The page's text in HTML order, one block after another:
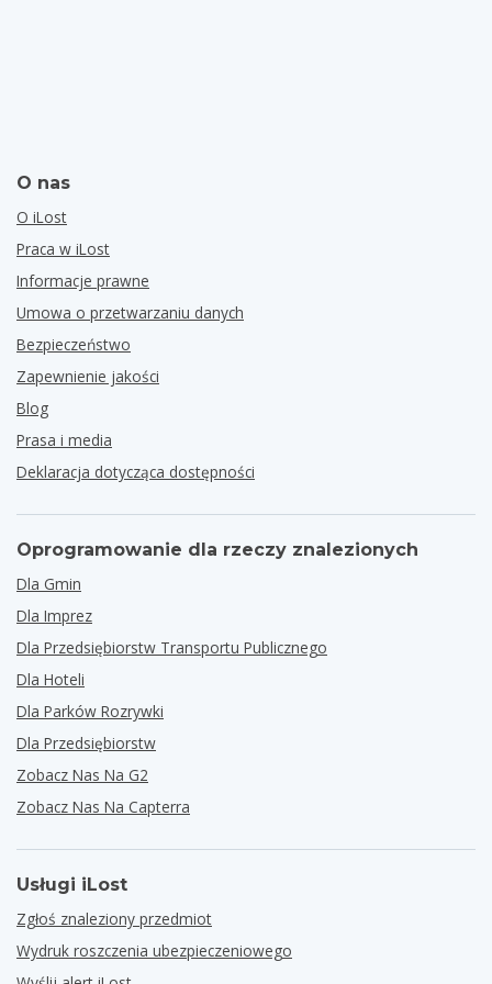
O nas
O iLost
Praca w iLost
Informacje prawne
Umowa o przetwarzaniu danych
Bezpieczeństwo
Zapewnienie jakości
Blog
Prasa i media
Deklaracja dotycząca dostępności
Oprogramowanie dla rzeczy znalezionych
Dla Gmin
Dla Imprez
Dla Przedsiębiorstw Transportu Publicznego
Dla Hoteli
Dla Parków Rozrywki
Dla Przedsiębiorstw
Zobacz Nas Na G2
Zobacz Nas Na Capterra
Usługi iLost
Zgłoś znaleziony przedmiot
Wydruk roszczenia ubezpieczeniowego